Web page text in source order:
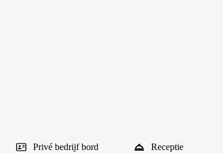
Privé bedrijf bord Receptie